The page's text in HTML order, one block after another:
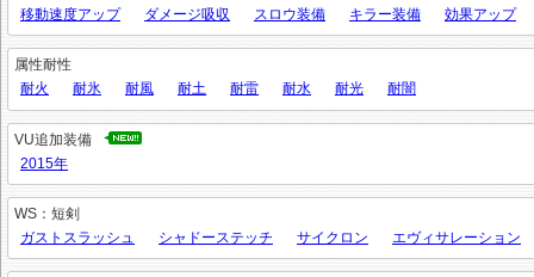
移動速度アップ
ダメージ吸収 スロウ装備 キラー装備 効果アップ
属性耐性
耐火
耐氷 耐風 耐土 耐雷 耐水 耐光 耐闇
VU追加装備
2015年
WS：短剣
ガストスラッシュ
シャドーステッチ サイクロン エヴィサレーション